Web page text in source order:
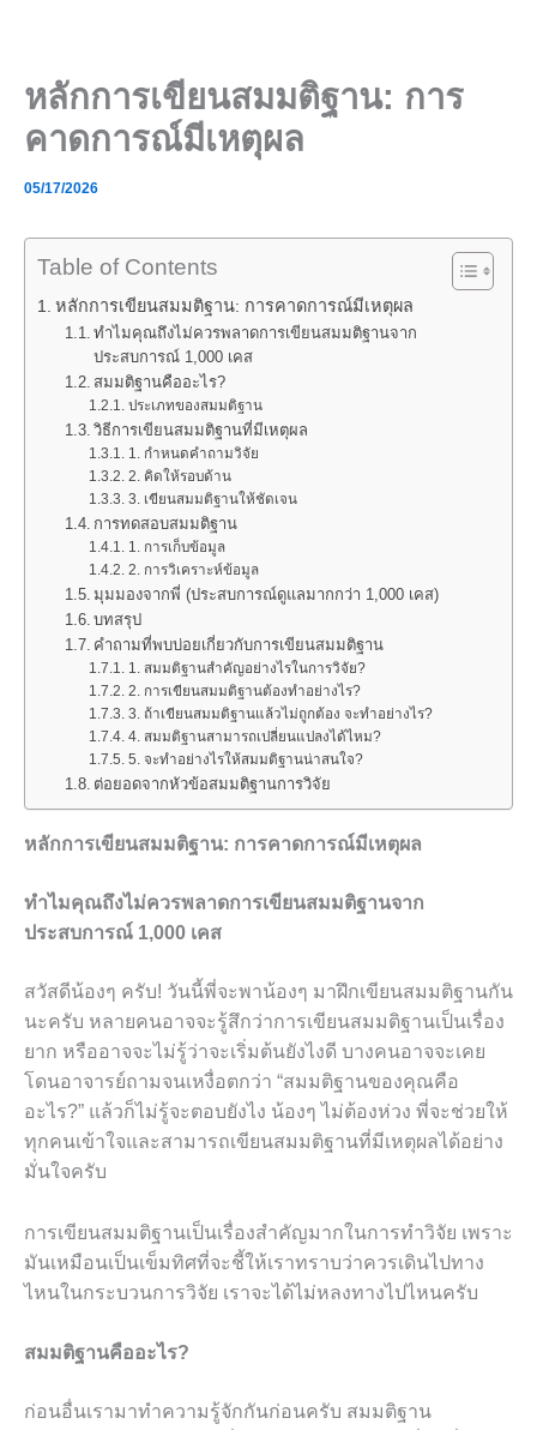
หลักการเขียนสมมติฐาน: การ
คาดการณ์มีเหตุผล
05/17/2026
Table of Contents
หลักการเขียนสมมติฐาน: การคาดการณ์มีเหตุผล
ทำไมคุณถึงไม่ควรพลาดการเขียนสมมติฐานจาก
ประสบการณ์ 1,000 เคส
สมมติฐานคืออะไร?
ประเภทของสมมติฐาน
วิธีการเขียนสมมติฐานที่มีเหตุผล
1. กำหนดคำถามวิจัย
2. คิดให้รอบด้าน
3. เขียนสมมติฐานให้ชัดเจน
การทดสอบสมมติฐาน
1. การเก็บข้อมูล
2. การวิเคราะห์ข้อมูล
มุมมองจากพี่ (ประสบการณ์ดูแลมากกว่า 1,000 เคส)
บทสรุป
คำถามที่พบบ่อยเกี่ยวกับการเขียนสมมติฐาน
1. สมมติฐานสำคัญอย่างไรในการวิจัย?
2. การเขียนสมมติฐานต้องทำอย่างไร?
3. ถ้าเขียนสมมติฐานแล้วไม่ถูกต้อง จะทำอย่างไร?
4. สมมติฐานสามารถเปลี่ยนแปลงได้ไหม?
5. จะทำอย่างไรให้สมมติฐานน่าสนใจ?
ต่อยอดจากหัวข้อสมมติฐานการวิจัย
หลักการเขียนสมมติฐาน: การคาดการณ์มีเหตุผล
ทำไมคุณถึงไม่ควรพลาดการเขียนสมมติฐานจาก
ประสบการณ์ 1,000 เคส
สวัสดีน้องๆ ครับ! วันนี้พี่จะพาน้องๆ มาฝึกเขียนสมมติฐานกัน
นะครับ หลายคนอาจจะรู้สึกว่าการเขียนสมมติฐานเป็นเรื่อง
ยาก หรืออาจจะไม่รู้ว่าจะเริ่มต้นยังไงดี บางคนอาจจะเคย
โดนอาจารย์ถามจนเหงื่อตกว่า “สมมติฐานของคุณคือ
อะไร?” แล้วก็ไม่รู้จะตอบยังไง น้องๆ ไม่ต้องห่วง พี่จะช่วยให้
ทุกคนเข้าใจและสามารถเขียนสมมติฐานที่มีเหตุผลได้อย่าง
มั่นใจครับ
การเขียนสมมติฐานเป็นเรื่องสำคัญมากในการทำวิจัย เพราะ
มันเหมือนเป็นเข็มทิศที่จะชี้ให้เราทราบว่าควรเดินไปทาง
ไหนในกระบวนการวิจัย เราจะได้ไม่หลงทางไปไหนครับ
สมมติฐานคืออะไร?
ก่อนอื่นเรามาทำความรู้จักกันก่อนครับ สมมติฐาน